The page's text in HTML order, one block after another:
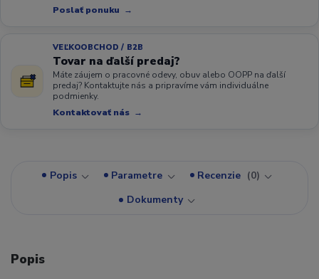
Poslať ponuku
VEĽKOOBCHOD / B2B
Tovar na ďalší predaj?
Máte záujem o pracovné odevy, obuv alebo OOPP na ďalší
predaj? Kontaktujte nás a pripravíme vám individuálne
podmienky.
Kontaktovať nás
Popis Parametre Recenzie
0
Dokumenty
Popis